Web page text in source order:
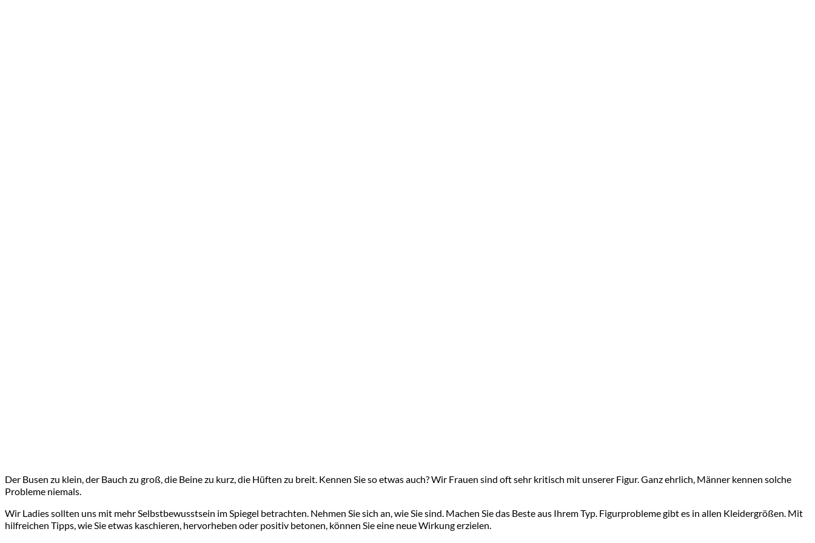
Der Busen zu klein, der Bauch zu groß, die Beine zu kurz, die Hüften zu breit. Kennen Sie so etwas auch? Wir Frauen sind oft sehr kritisch mit unserer Figur. Ganz ehrlich, Männer kennen solche
Probleme niemals.
Wir Ladies sollten uns mit mehr Selbstbewusstsein im Spiegel betrachten. Nehmen Sie sich an, wie Sie sind. Machen Sie das Beste aus Ihrem Typ. Figurprobleme gibt es in allen Kleidergrößen. Mit
hilfreichen Tipps, wie Sie etwas kaschieren, hervorheben oder positiv betonen, können Sie eine neue Wirkung erzielen.